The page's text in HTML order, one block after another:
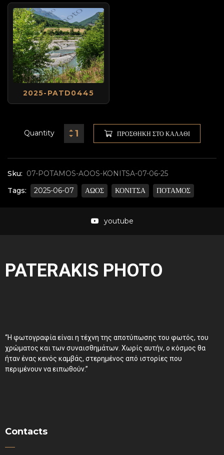
Sku: 07-POTAMOS-AOOS-KONITSA-07-06-25
Tags:
2025-06-07 ΑΩΟΣ ΚΟΝΙΤΣΑ ΠΟΤΑΜΟΣ
Quantity ΠΡΟΣΘΉΚΗ ΣΤΟ ΚΑΛΆΘΙ
2025-PATD0445
youtube
PATERAKIS PHOTO
“Η φωτογραφία είναι η τέχνη της αποτύπωσης του φωτός, του
χρώματος και των συναισθημάτων. Χωρίς αυτήν, ο κόσμος θα
ήταν ένας κενός καμβάς, στερημένος από ιστορίες που
περιμένουν να ειπωθούν.”
Contacts